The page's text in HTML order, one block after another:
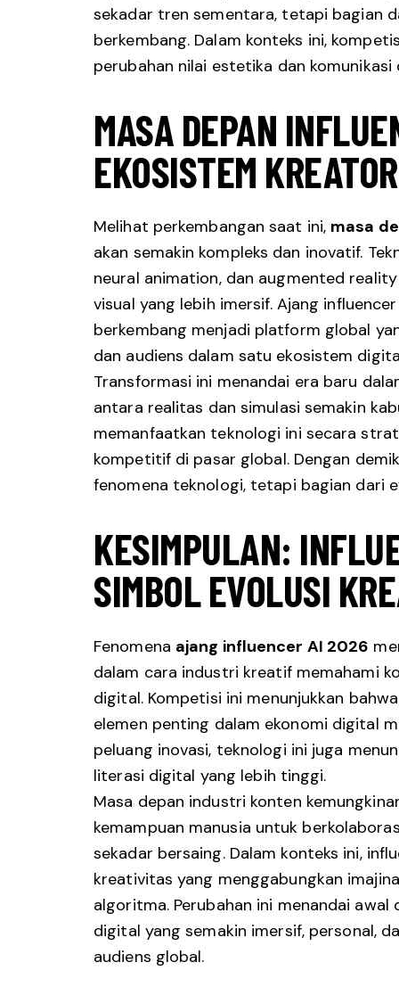
sekadar tren sementara, tetapi bagian
berkembang. Dalam konteks ini,
perubahan nilai estetika dan
MASA DEPAN
EKOSISTEM KREATOR
Melihat perkembangan saat ini, masa
akan semakin kompleks dan inovatif.
neural animation, dan augmented
visual yang lebih imersif. Ajang
berkembang menjadi platform global
dan audiens dalam satu ekosistem
Transformasi ini menandai era baru
antara realitas dan simulasi semakin
memanfaatkan teknologi ini secara
kompetitif di pasar global. Dengan
fenomena teknologi, tetapi bagian dari
KESIMPULAN:
SIMBOL EVOLUSI
Fenomena ajang influencer AI 2026
dalam cara industri kreatif memahami
digital. Kompetisi ini menunjukkan
elemen penting dalam ekonomi digital
peluang inovasi, teknologi ini juga
literasi digital yang lebih tinggi.
Masa depan industri konten
kemampuan manusia untuk
sekadar bersaing. Dalam konteks ini,
kreativitas yang menggabungkan
algoritma. Perubahan ini menandai
digital yang semakin imersif, personal,
audiens global.